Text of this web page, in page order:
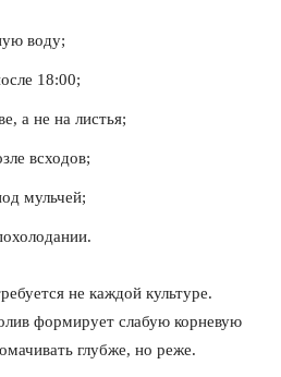
воду;
18:00;
а не на листья;
всходов;
мульчей;
не каждой культуре.
формирует слабую корневую
глубже, но реже.